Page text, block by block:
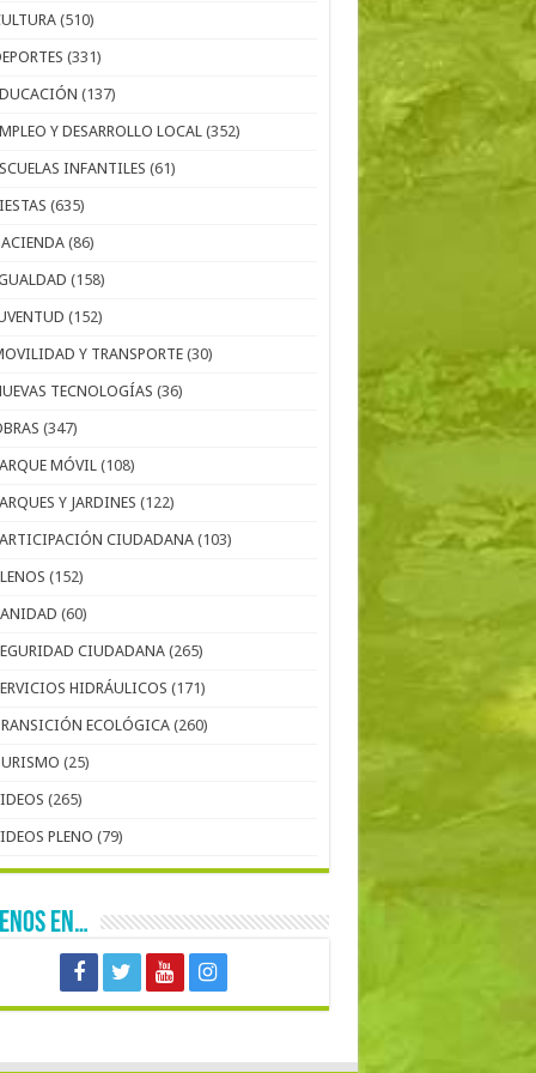
(510)
(331)
(137)
Y DESARROLLO LOCAL (352)
INFANTILES (61)
(635)
(86)
(158)
(152)
Y TRANSPORTE (30)
TECNOLOGÍAS (36)
(347)
MÓVIL (108)
Y JARDINES (122)
CIUDADANA (103)
(152)
(60)
CIUDADANA (265)
HIDRÁULICOS (171)
ECOLÓGICA (260)
(25)
(265)
PLENO (79)
EN…